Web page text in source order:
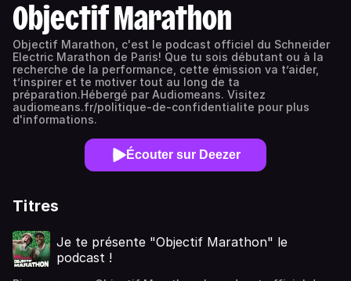
Objectif Marathon
Objectif Marathon, c'est le podcast officiel du Schneider
Electric Marathon de Paris! Que tu sois débutant ou à la
recherche de la performance, cette émission va t’aider,
t’inspirer et te motiver tout au long de ta
préparation.Hébergé par Audiomeans. Visitez
audiomeans.fr/politique-de-confidentialite pour plus
d'informations.
Écouter sur Deezer
Titres
Je te présente "Objectif Marathon" le
podcast !